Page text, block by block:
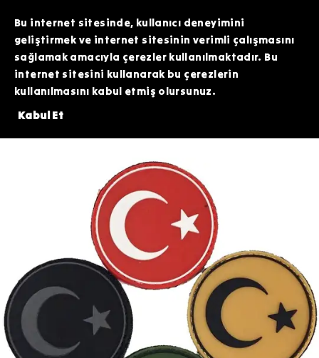
HATTIMIZDAN BİZİMLE İLETİŞİME GEÇEBİLİRSİNİZ. SİZE EN İYİ FIRSATLARI
SUNMAK İÇİN BURADAYIZ!
Bu internet sitesinde, kullanıcı deneyimini
geliştirmek ve internet sitesinin verimli çalışmasını
sağlamak amacıyla çerezler kullanılmaktadır. Bu
internet sitesini kullanarak bu çerezlerin
kullanılmasını kabul etmiş olursunuz.
Kabul Et
200 TL DEĞERİNDEKİ ARDİTİ TACTİCAL SİLİKON PATCH